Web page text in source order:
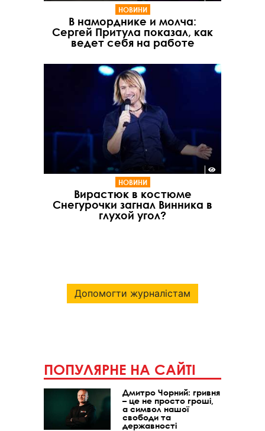
НОВИНИ
В наморднике и молча:
Сергей Притула показал, как
ведет себя на работе
НОВИНИ
Вирастюк в костюме
Снегурочки загнал Винника в
глухой угол?
Допомогти журналістам
ПОПУЛЯРНЕ НА САЙТІ
Дмитро Чорний: гривня
– це не просто гроші,
а символ нашої
свободи та
державності